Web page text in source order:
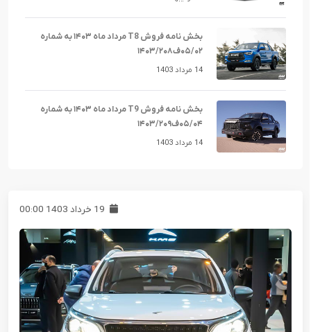
بخش نامه فروش T8 مرداد ماه ۱۴۰۳ به شماره
۰۵/۰۲ف۱۴۰۳/۲۰۸
14 مرداد 1403
بخش نامه فروش T9 مرداد ماه ۱۴۰۳ به شماره
۰۵/۰۴ف۱۴۰۳/۲۰۹
14 مرداد 1403